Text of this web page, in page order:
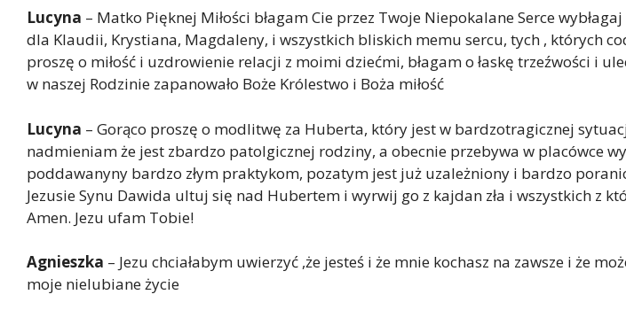
Lucyna – Matko Pięknej Miłości błagam Cie przez Twoje Niepokalane Serce
dla Klaudii, Krystiana, Magdaleny, i wszystkich bliskich memu sercu, tych , których
proszę o miłość i uzdrowienie relacji z moimi dziećmi, błagam o łaskę trzeźwości i
w naszej Rodzinie zapanowało Boże Królestwo i Boża miłość
Lucyna – Gorąco proszę o modlitwę za Huberta, który jest w bardzotragicznej
nadmieniam że jest zbardzo patolgicznej rodziny, a obecnie przebywa w placówce
poddawanyny bardzo złym praktykom, pozatym jest już uzależniony i bardzo
Jezusie Synu Dawida ultuj się nad Hubertem i wyrwij go z kajdan zła i wszystkich z
Amen. Jezu ufam Tobie!
Agnieszka – Jezu chciałabym uwierzyć ,że jesteś i że mnie kochasz na zawsze i że
moje nielubiane życie